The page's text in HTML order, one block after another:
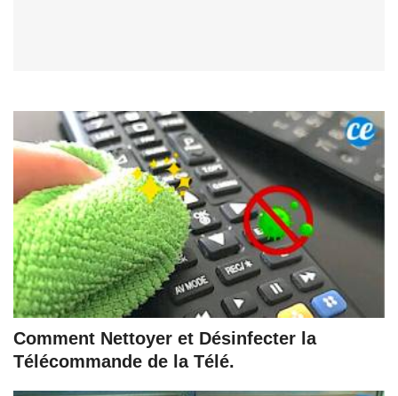
Comment Nettoyer et Désinfecter la
Télécommande de la Télé.